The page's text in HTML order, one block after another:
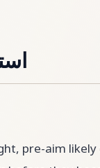
pre-aim